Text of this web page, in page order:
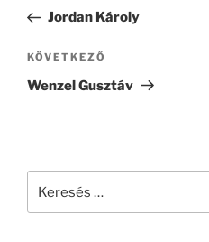
bejegyzés
Jordan Károly
Következő
bejegyzés
KÖVETKEZŐ
Wenzel Gusztáv